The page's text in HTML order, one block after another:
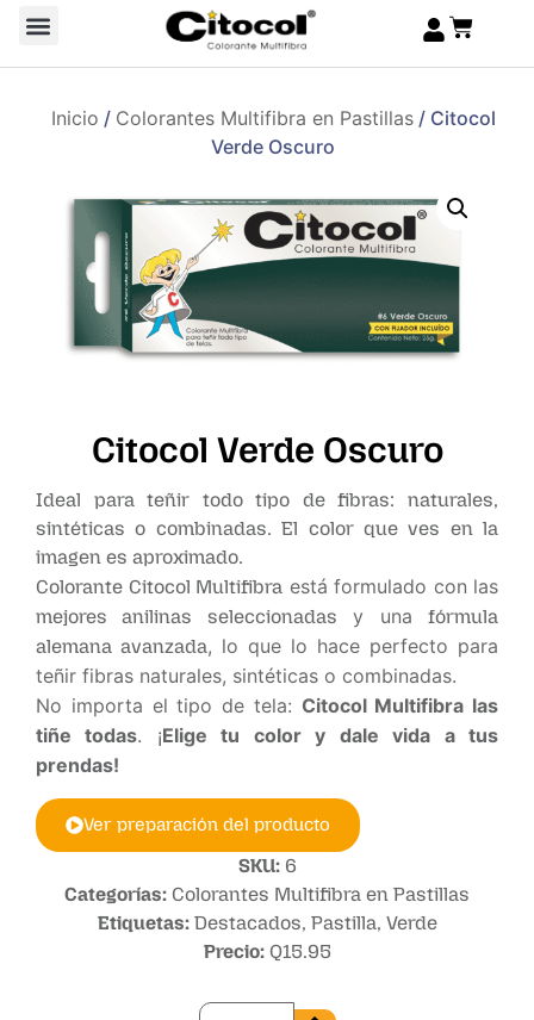
Inicio / Colorantes Multifibra en Pastillas/ Citocol
Verde Oscuro
Citocol Verde Oscuro
Ideal para teñir todo tipo de fibras: naturales,
sintéticas o combinadas. El color que ves en la
imagen es aproximado.
Colorante Citocol Multifibra está formulado con las
mejores anilinas seleccionadas y unafórmula
alemana avanzada, lo que lo hace perfecto para
teñir fibras naturales, sintéticas o combinadas.
No importa el tipo de tela: Citocol Multifibra las
tiñe todas. ¡Elige tu color y dale vida a tus
prendas!
Ver preparación del producto
SKU: 6
Categorías: Colorantes Multifibra en Pastillas
Etiquetas: Destacados, Pastilla, Verde
Precio: Q15.95